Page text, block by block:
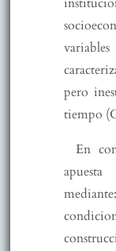
pero
tiempo
En